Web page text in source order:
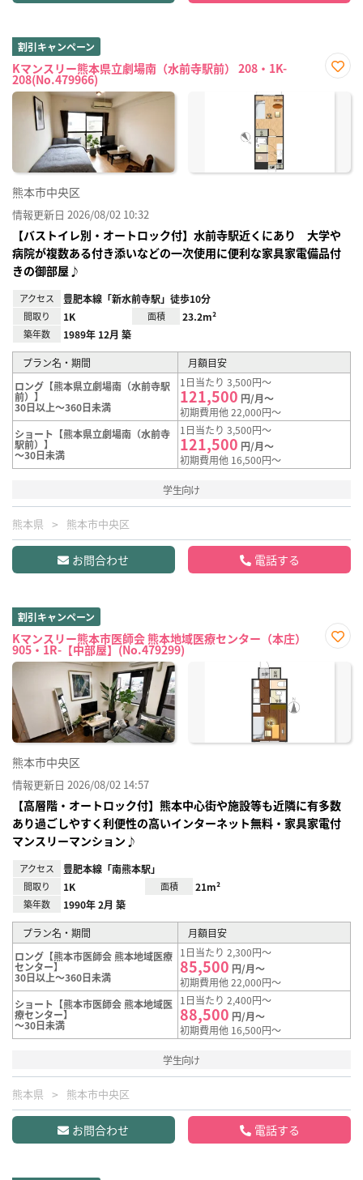
割引キャンペーン
Kマンスリー熊本県立劇場南（水前寺駅前） 208・1K-
208(No.479966)
に入
熊本市中央区
情報更新日 2026/08/02 10:32
【バストイレ別・オートロック付】水前寺駅近くにあり 大学や
病院が複数ある付き添いなどの一次使用に便利な家具家電備品付
きの御部屋♪
アクセス 豊肥本線「新水前寺駅」徒歩10分
間取り 1K 面積 23.2m²
築年数 1989年 12月 築
プラン名・期間
月額目安
ロング【熊本県立劇場南（水前寺駅
前）】
30日以上～360日未満
1日当たり 3,500円～
121,500 円/月～
初期費用他 22,000円～
ショート【熊本県立劇場南（水前寺
駅前）】
～30日未満
1日当たり 3,500円～
121,500 円/月～
初期費用他 16,500円～
学生向け
熊本県 熊本市中央区
お問合わせ 電話する
割引キャンペーン
Kマンスリー熊本市医師会 熊本地域医療センター（本庄）
905・1R-【中部屋】(No.479299)
に入
熊本市中央区
情報更新日 2026/08/02 14:57
【高層階・オートロック付】熊本中心街や施設等も近隣に有多数
あり過ごしやすく利便性の高いインターネット無料・家具家電付
マンスリーマンション♪
アクセス 豊肥本線「南熊本駅」
間取り 1K 面積 21m²
築年数 1990年 2月 築
プラン名・期間
月額目安
ロング【熊本市医師会 熊本地域医療
センター】
30日以上～360日未満
1日当たり 2,300円～
85,500 円/月～
初期費用他 22,000円～
ショート【熊本市医師会 熊本地域医
療センター】
～30日未満
1日当たり 2,400円～
88,500 円/月～
初期費用他 16,500円～
学生向け
熊本県 熊本市中央区
お問合わせ 電話する